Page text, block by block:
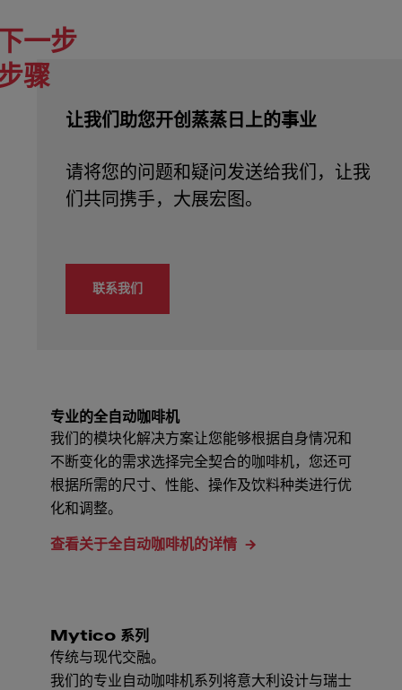
一步
骤
让我们助您开创蒸蒸日上的事业
请将您的问题和疑问发送给我们，让我
联系我们
专业的全自动咖啡机
我们的模块化解决方案让您能够根据自身情况和
不断变化的需求选择完全契合的咖啡机，您还可
根据所需的尺寸、性能、操作及饮料种类进行优
化和调整。
查看关于全自动咖啡机的详情
Mytico 系列
传统与现代交融。
我们的专业自动咖啡机系列将意大利设计与瑞士